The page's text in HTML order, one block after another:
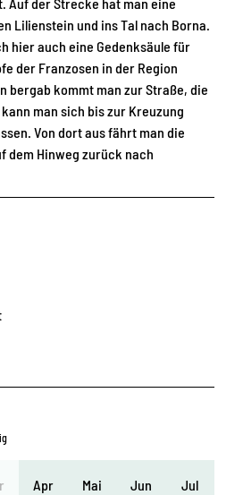
Lilienstein und ins Tal nach Borna.
hier auch eine Gedenksäule für
der Franzosen in der Region
bergab kommt man zur Straße, die
man sich bis zur Kreuzung
Von dort aus fährt man die
dem Hinweg zurück nach
Apr Mai Jun Jul